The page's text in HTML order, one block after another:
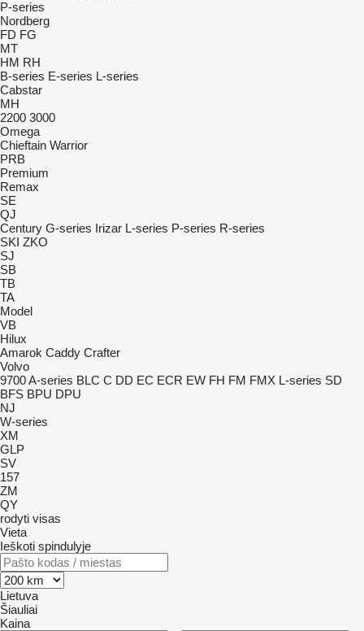
P-series
Nordberg
FD FG
MT
HM RH
B-series E-series L-series
Cabstar
MH
2200 3000
Omega
Chieftain Warrior
PRB
Premium
Remax
SE
QJ
Century G-series Irizar L-series P-series R-series
SKI ZKO
SJ
SB
TB
TA
Model
VB
Hilux
Amarok Caddy Crafter
Volvo
9700A-series BLC C DD EC ECR EW FH FM FMX L-series SD
BFS BPU DPU
NJ
W-series
XM
GLP
SV
157
ZM
QY
rodyti visas
Vieta
Ieškoti spindulyje
Lietuva
Šiauliai
Kaina